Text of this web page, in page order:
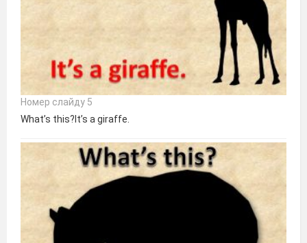
Номер слайду 5
What’s this?It’s a giraffe.